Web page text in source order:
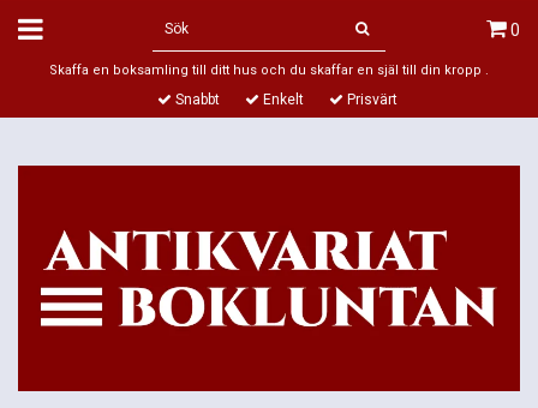
0
Skaffa en boksamling till ditt hus och du skaffar en själ till din kropp .
Snabbt Enkelt Prisvärt